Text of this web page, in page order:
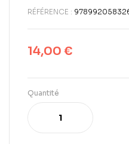
RÉFÉRENCE :
14,00 €
Quantité